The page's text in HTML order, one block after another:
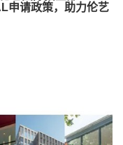
申请政策，助力伦艺